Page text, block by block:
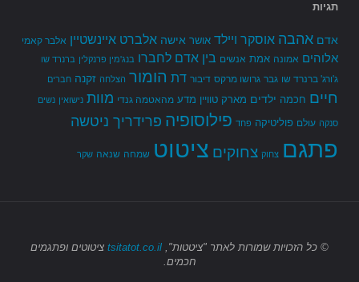
תגיות
אדם אהבה אוסקר ויילד אושר אישה אלברט איינשטיין אלבר קאמי
אלוהים אמונה אמת אנשים בין אדם לחברו בנג'מין פרנקלין ברנרד שו
ג'ורג' ברנרד שו גבר גרושו מרקס דיבור דת הומור הצלחה זקנה חברים
חיים חכמה ילדים מארק טוויין מדע מהאטמה גנדי מוות נישואין נשים
סנקה עולם פוליטיקה פחד פילוסופיה פרידריך ניטשה
פתגם צחוק צחוקים ציטוט שמחה שנאה שקר
© כל הזכויות שמורות לאתר "ציטטות", tsitatot.co.il ציטוטים ופתגמים
חכמים.